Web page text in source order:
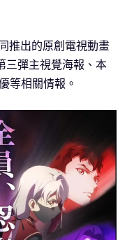
推出的原創電視動畫
三彈主視覺海報、本
等相關情報。